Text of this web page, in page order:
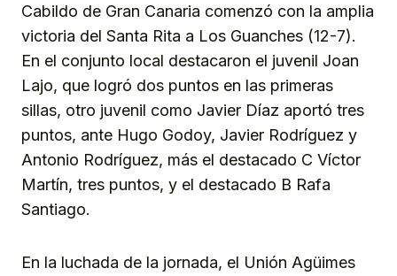
Cabildo de Gran Canaria comenzó con la amplia
victoria del Santa Rita a Los Guanches (12-7).
En el conjunto local destacaron el juvenil Joan
Lajo, que logró dos puntos en las primeras
sillas, otro juvenil como Javier Díaz aportó tres
puntos, ante Hugo Godoy, Javier Rodríguez y
Antonio Rodríguez, más el destacado C Víctor
Martín, tres puntos, y el destacado B Rafa
Santiago.
En la luchada de la jornada, el Unión Agüimes